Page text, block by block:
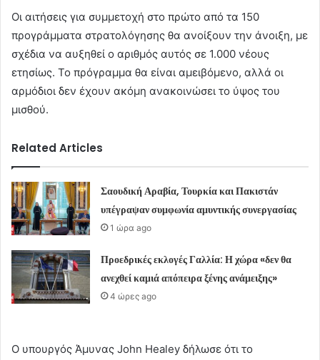
Οι αιτήσεις για συμμετοχή στο πρώτο από τα 150
προγράμματα στρατολόγησης θα ανοίξουν την άνοιξη, με
σχέδια να αυξηθεί ο αριθμός αυτός σε 1.000 νέους
ετησίως. Το πρόγραμμα θα είναι αμειβόμενο, αλλά οι
αρμόδιοι δεν έχουν ακόμη ανακοινώσει το ύψος του
μισθού.
Related Articles
Σαουδική Αραβία, Τουρκία και Πακιστάν
υπέγραψαν συμφωνία αμυντικής συνεργασίας
1 ώρα ago
Προεδρικές εκλογές Γαλλία: Η χώρα «δεν θα
ανεχθεί καμιά απόπειρα ξένης ανάμειξης»
4 ώρες ago
Ο υπουργός Άμυνας John Healey δήλωσε ότι το